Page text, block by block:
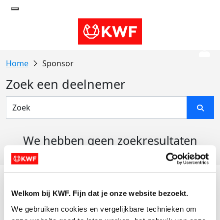
Welkom bij KWF. Fijn dat je onze website bezoekt.
We gebruiken cookies en vergelijkbare technieken om
Sponsor
Zoek een deelnemer
We hebben geen zoekresultaten
Actiematerialen
Evenementen